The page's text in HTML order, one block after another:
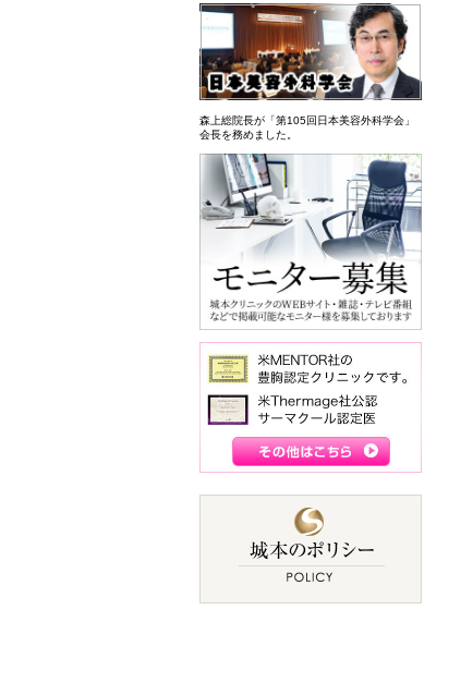
森上総院長が「第105回日本美容外科学会」
会長を務めました。